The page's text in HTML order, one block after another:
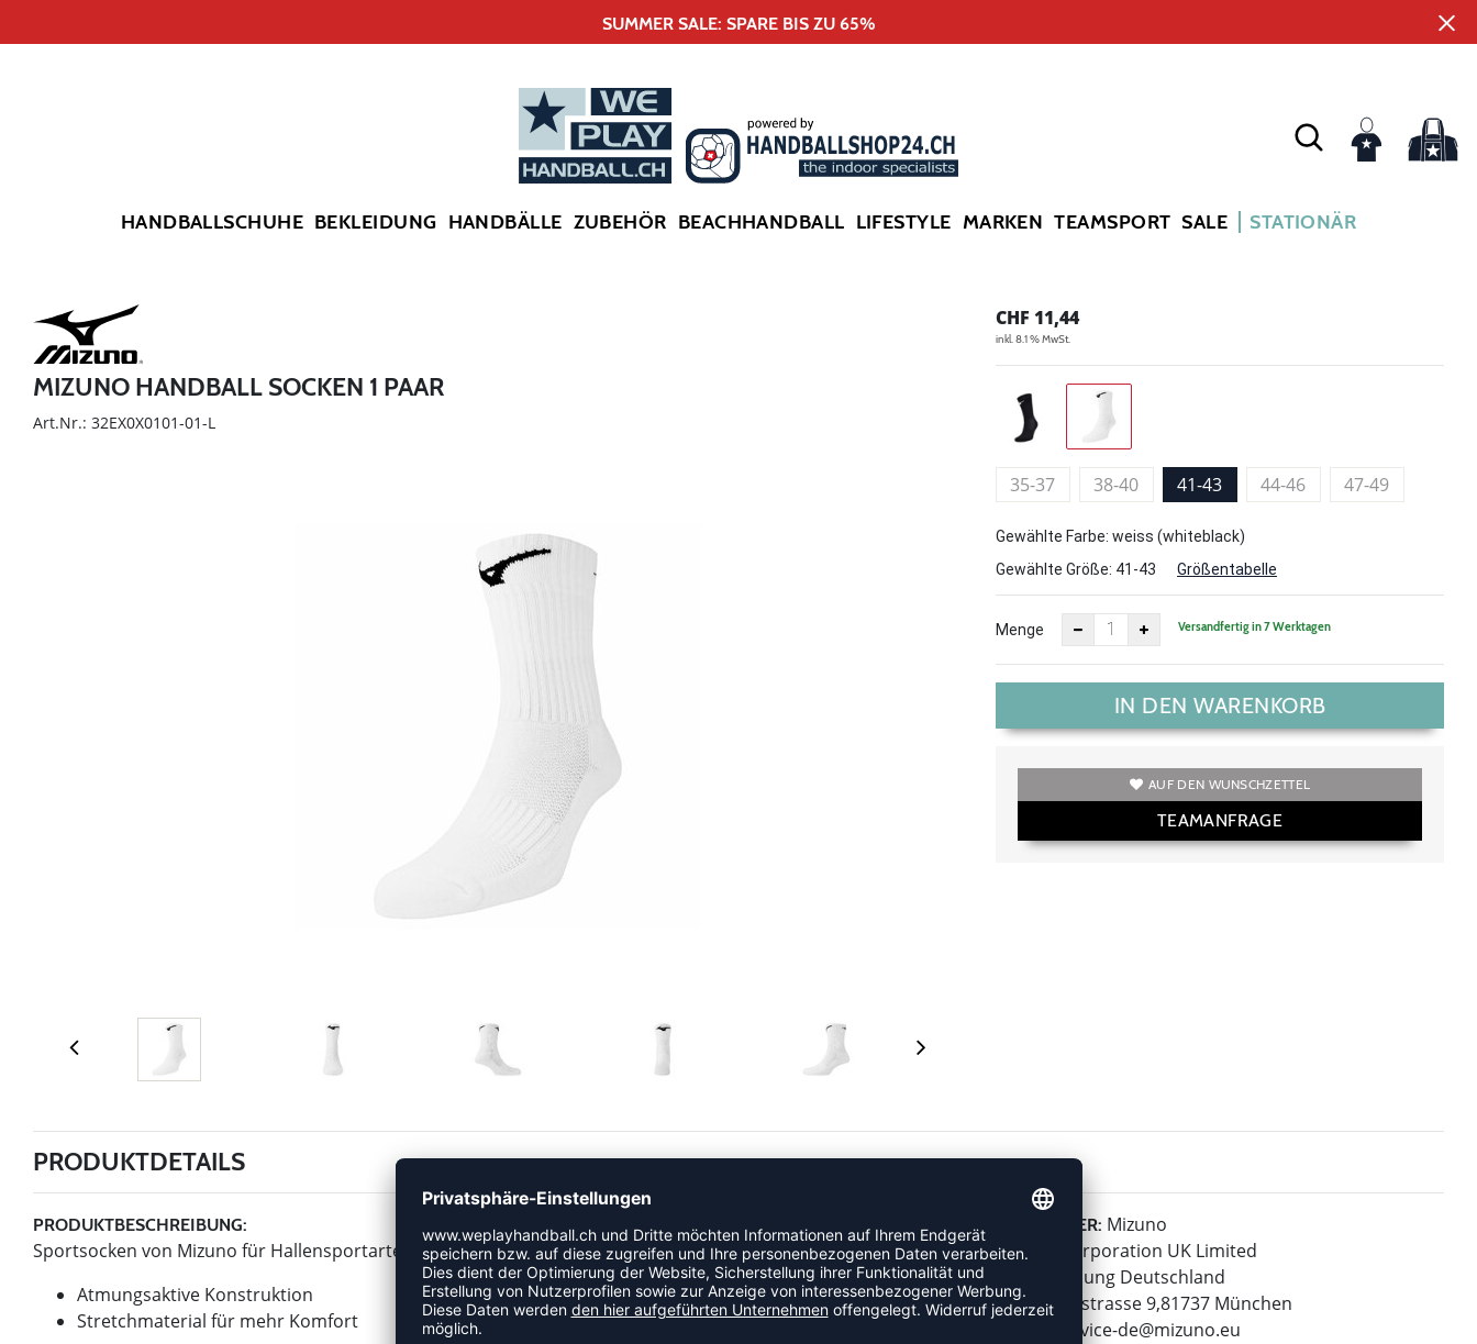
SUMMER SALE: SPARE BIS ZU 65%
HANDBALLSCHUHE BEKLEIDUNG HANDBÄLLE ZUBEHÖR BEACHHANDBALL LIFESTYLE MARKEN TEAMSPORT SALE STATIONÄR
MIZUNO HANDBALL SOCKEN 1 PAAR
Art.Nr.: 32EX0X0101-01-L
CHF 11,44
inkl. 8.1 % MwSt.
35-37 38-40 41-43 44-46 47-49
Gewählte Farbe: weiss (whiteblack)
Gewählte Größe: 41-43 Größentabelle
Menge Versandfertig in 7 Werktagen
IN DEN WARENKORB
AUF DEN WUNSCHZETTEL
TEAMANFRAGE
PRODUKTDETAILS
PRODUKTBESCHREIBUNG:
Sportsocken von Mizuno für Hallensportarten, wie Handball, Basketball und Volleyball.
Atmungsaktive Konstruktion
Stretchmaterial für mehr Komfort
HERSTELLER: Mizuno
Mizuno Corporation UK Limited
Niederlassung Deutschland
Bayerwaldstrasse 9,81737 München
service-de@mizuno.eu